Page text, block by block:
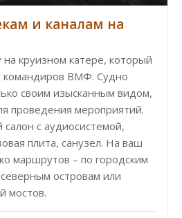
и каналам на
круизном катере, который
командиров ВМФ. Судно
своим изысканным видом,
проведения мероприятий.
с аудиосистемой,
плита, санузел. На ваш
маршрутов – по городским
островам или
мостов.